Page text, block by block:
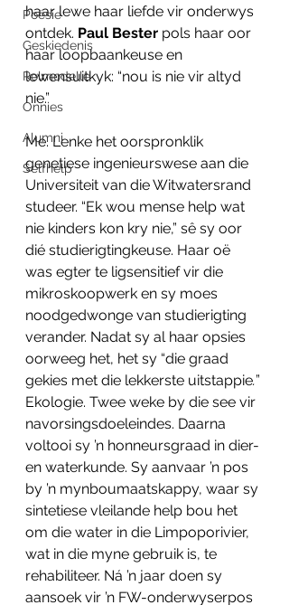
Poësie
Geskiedenis
Rolmodelle
Onnies
Alumni
Selfhelp
haar lewe haar liefde vir onderwys
ontdek. Paul Bester pols haar oor
haar loopbaankeuse en
lewensuitkyk: “nou is nie vir altyd
nie.”
Me. Lenke het oorspronklik
genetiese ingenieurswese aan die
Universiteit van die Witwatersrand
studeer. “Ek wou mense help wat
nie kinders kon kry nie,” sê sy oor
dié studierigtingkeuse. Haar oë
was egter te ligsensitief vir die
mikroskoopwerk en sy moes
noodgedwonge van studierigting
verander. Nadat sy al haar opsies
oorweeg het, het sy “die graad
gekies met die lekkerste uitstappie.”
Ekologie. Twee weke by die see vir
navorsingsdoeleindes. Daarna
voltooi sy ’n honneursgraad in dier-
en waterkunde. Sy aanvaar ’n pos
by ’n mynboumaatskappy, waar sy
sintetiese vleilande help bou het
om die water in die Limpoporivier,
wat in die myne gebruik is, te
rehabiliteer. Ná ’n jaar doen sy
aansoek vir ’n FW-onderwyserpos